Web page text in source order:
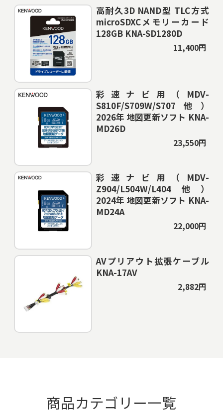
高耐久3D NAND型 TLC方式
microSDXCメモリーカード
128GB KNA-SD1280D
11,400円
彩速ナビ用（MDV-
S810F/S709W/S707他）
2026年 地図更新ソフト KNA-
MD26D
23,550円
彩速ナビ用（MDV-
Z904/L504W/L404他）
2024年 地図更新ソフト KNA-
MD24A
22,000円
AVプリアウト拡張ケーブル
KNA-17AV
2,882円
商品カテゴリー一覧